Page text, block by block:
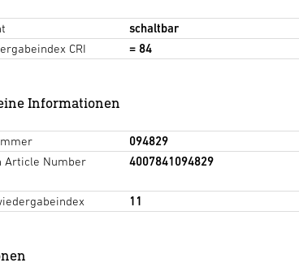
schaltbar
CRI
= 84
Informationen
094829
Article Number
4007841094829
11